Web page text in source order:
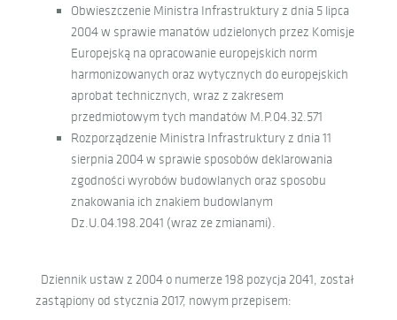
Obwieszczenie Ministra Infrastruktury z dnia 5 lipca
2004 w sprawie manatów udzielonych przez Komisje
Europejską na opracowanie europejskich norm
harmonizowanych oraz wytycznych do europejskich
aprobat technicznych, wraz z zakresem
przedmiotowym tych mandatów M.P.04.32.571
Rozporządzenie Ministra Infrastruktury z dnia 11
sierpnia 2004 w sprawie sposobów deklarowania
zgodności wyrobów budowlanych oraz sposobu
znakowania ich znakiem budowlanym
Dz.U.04.198.2041 (wraz ze zmianami).
Dziennik ustaw z 2004 o numerze 198 pozycja 2041, został
zastąpiony od stycznia 2017, nowym przepisem: